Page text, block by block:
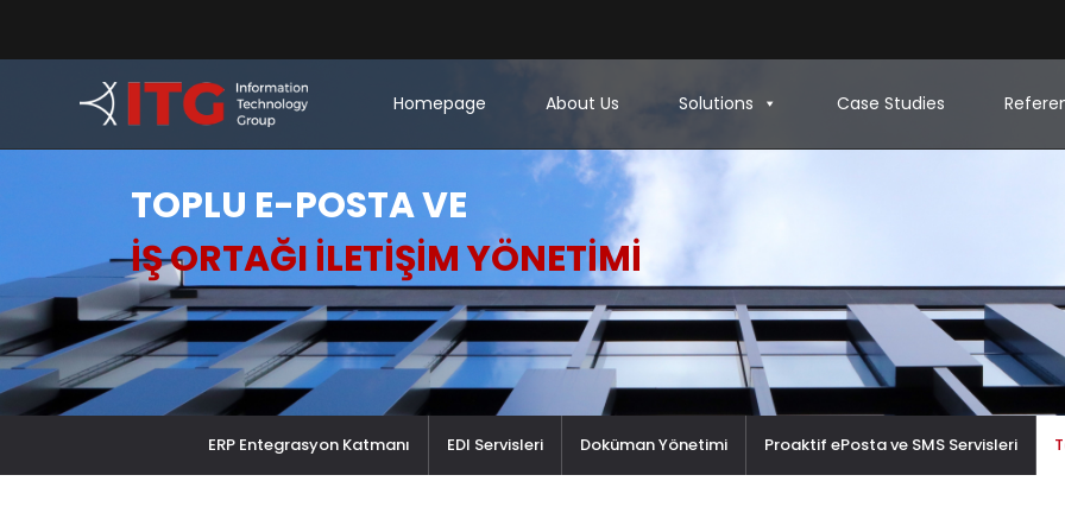
Homepage About Us Solutions Case Studies
TOPLU E-POSTA VE
İŞ ORTAĞI İLETIŞIM YÖNETIMI
ERP Entegrasyon Katmanı EDI Servisleri Doküman Yönetimi Proaktif ePosta ve SMS Servisleri